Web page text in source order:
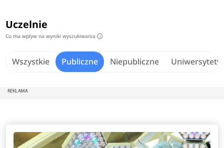
Uczelnie
Co ma wpływ na wyniki wyszukiwania i
Wszystkie Publiczne Niepubliczne Uniwersytety